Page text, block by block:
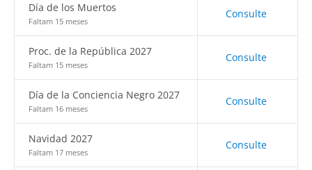
Día de los Muertos
Faltam 15 meses
Consulte
Proc. de la República 2027
Faltam 15 meses
Consulte
Día de la Conciencia Negro 2027
Faltam 16 meses
Consulte
Navidad 2027
Faltam 17 meses
Consulte